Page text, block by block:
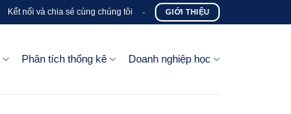
Kết nối và chia sẻ cùng chúng tôi - GIỚI THIỆU
Phân tích thống kê Doanh nghiệp học